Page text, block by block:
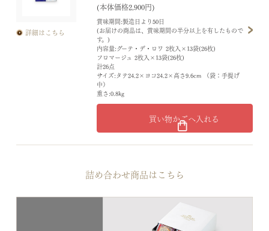
詳細はこちら
賞味期間:製造日より50日
(お届けの商品は、賞味期間の半分以上を有したもので
す。)
内容量:グーテ・デ・ロワ 2枚入×13袋(26枚)
フロマージュ 2枚入×13袋(26枚)
計26点
サイズ:タテ24.2×ヨコ24.2×高さ9.6cm （袋：手提げ
中）
重さ:0.8kg
(本体価格2,900円)
買い物かごへ入れる
詰め合わせ商品はこちら